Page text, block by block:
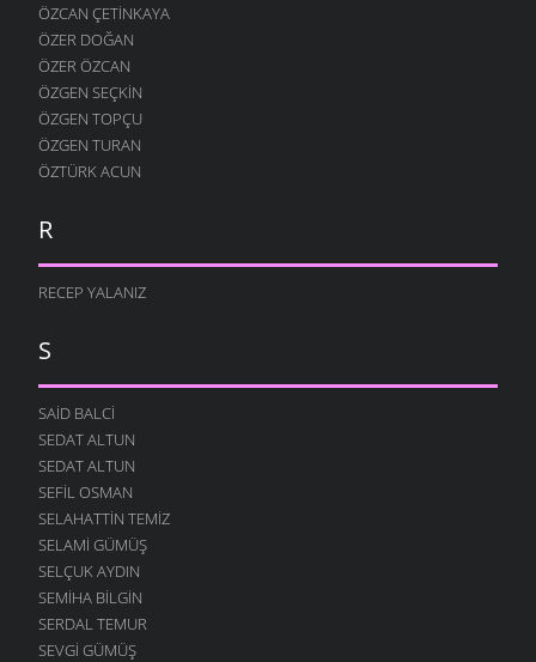
ÖZCAN ÇETINKAYA
ÖZER DOĞAN
ÖZER ÖZCAN
ÖZGEN SEÇKIN
ÖZGEN TOPÇU
ÖZGEN TURAN
ÖZTÜRK ACUN
R
RECEP YALANIZ
S
SAID BALCI
SEDAT ALTUN
SEDAT ALTUN
SEFIL OSMAN
SELAHATTIN TEMIZ
SELAMI GÜMÜŞ
SELÇUK AYDIN
SEMIHA BILGIN
SERDAL TEMUR
SEVGI GÜMÜŞ